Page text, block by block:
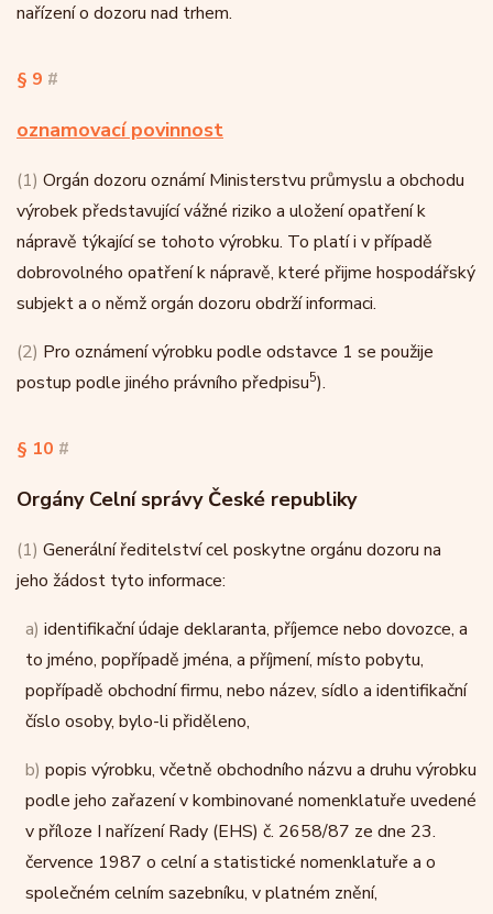
nařízení o dozoru nad trhem.
§ 9 #
oznamovací povinnost
(1) Orgán dozoru oznámí Ministerstvu průmyslu a obchodu
výrobek představující vážné riziko a uložení opatření k
nápravě týkající se tohoto výrobku. To platí i v případě
dobrovolného opatření k nápravě, které přijme hospodářský
subjekt a o němž orgán dozoru obdrží informaci.
(2) Pro oznámení výrobku podle odstavce 1 se použije
postup podle jiného právního předpisu5).
§ 10 #
Orgány Celní správy České republiky
(1) Generální ředitelství cel poskytne orgánu dozoru na
jeho žádost tyto informace:
a) identifikační údaje deklaranta, příjemce nebo dovozce, a
to jméno, popřípadě jména, a příjmení, místo pobytu,
popřípadě obchodní firmu, nebo název, sídlo a identifikační
číslo osoby, bylo-li přiděleno,
b) popis výrobku, včetně obchodního názvu a druhu výrobku
podle jeho zařazení v kombinované nomenklatuře uvedené
v příloze I nařízení Rady (EHS) č. 2658/87 ze dne 23.
července 1987 o celní a statistické nomenklatuře a o
společném celním sazebníku, v platném znění,